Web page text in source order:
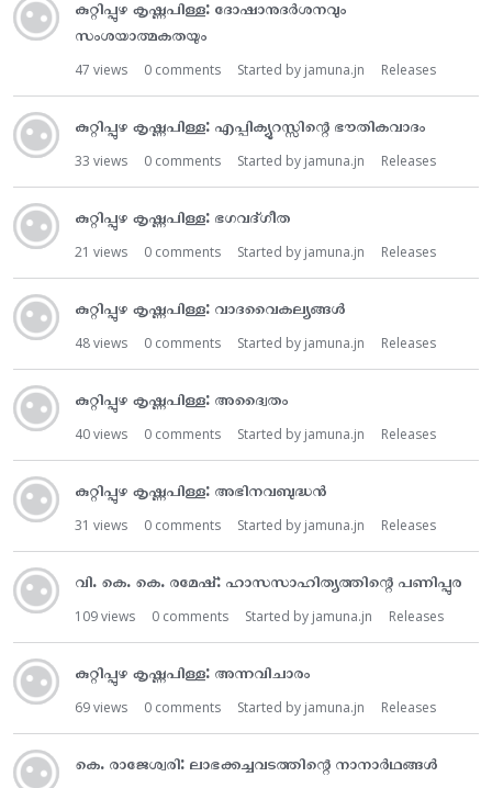
കുറ്റിപ്പുഴ കൃഷ്ണപിള്ള: ദോഷാനുദർശനവും
സംശയാത്മകതയും
47 views 0 comments Started by jamuna.jn Releases
കുറ്റിപ്പുഴ കൃഷ്ണപിള്ള: എപ്പിക്യൂറസ്സിന്റെ ഭൗതികവാദം
33 views 0 comments Started by jamuna.jn Releases
കുറ്റിപ്പുഴ കൃഷ്ണപിള്ള: ഭഗവദ്ഗീത
21 views 0 comments Started by jamuna.jn Releases
കുറ്റിപ്പുഴ കൃഷ്ണപിള്ള: വാദവൈകല്യങ്ങൾ
48views 0 comments Started by jamuna.jn Releases
കുറ്റിപ്പുഴ കൃഷ്ണപിള്ള: അദ്വൈതം
40views 0 comments Started by jamuna.jn Releases
കുറ്റിപ്പുഴ കൃഷ്ണപിള്ള: അഭിനവബുദ്ധൻ
31 views 0 comments Started by jamuna.jn Releases
വി. കെ. കെ. രമേഷ്‌: ഹാസസാഹിത്യത്തിന്റെ പണിപ്പുര
109views 0 comments Started by jamuna.jn Releases
കുറ്റിപ്പുഴ കൃഷ്ണപിള്ള: അന്നവിചാരം
69views 0 comments Started by jamuna.jn Releases
കെ. രാജേശ്വരി: ലാഭക്കച്ചവടത്തിന്റെ നാനാർഥങ്ങൾ